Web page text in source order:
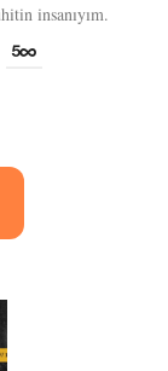
insanıyım.